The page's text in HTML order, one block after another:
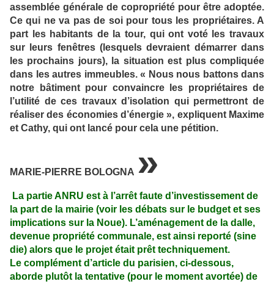
assemblée générale de copropriété pour être adoptée.
Ce qui ne va pas de soi pour tous les propriétaires. A
part les habitants de la tour, qui ont voté les travaux
sur leurs fenêtres (lesquels devraient démarrer dans
les prochains jours), la situation est plus compliquée
dans les autres immeubles. « Nous nous battons dans
notre bâtiment pour convaincre les propriétaires de
l’utilité de ces travaux d’isolation qui permettront de
réaliser des économies d’énergie », expliquent Maxime
et Cathy, qui ont lancé pour cela une pétition.
MARIE-PIERRE BOLOGNA »
La partie ANRU est à l’arrêt faute d’investissement de
la part de la mairie (voir les débats sur le budget et ses
implications sur la Noue). L’aménagement de la dalle,
devenue propriété communale, est ainsi reporté (sine
die) alors que le projet était prêt techniquement.
Le complément d’article du parisien, ci-dessous,
aborde plutôt la tentative (pour le moment avortée) de